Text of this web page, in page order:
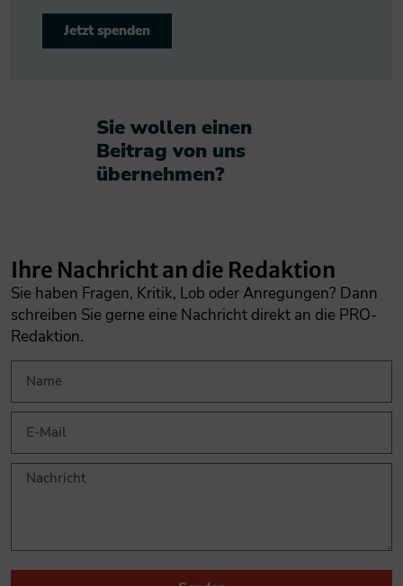
Jetzt spenden
Sie wollen einen
Beitrag von uns
übernehmen?​
Ihre Nachricht an die Redaktion
Sie haben Fragen, Kritik, Lob oder Anregungen? Dann
schreiben Sie gerne eine Nachricht direkt an die PRO-
Redaktion.